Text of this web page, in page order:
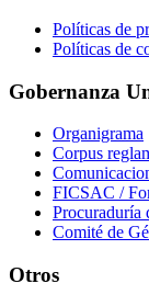
Políticas de
Políticas de
Gobernanza
Organigrama
Corpus
FICSAC /
Procuraduría
Comité de
Otros